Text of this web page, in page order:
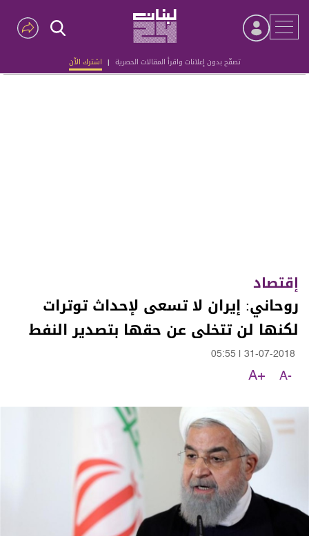
تصفّح بدون إعلانات واقرأ المقالات الحصرية | اشترك الآن
Advertisement
إقتصاد
روحاني: إيران لا تسعى لإحداث توترات
لكنها لن تتخلى عن حقها بتصدير النفط
31-07-2018
05:55
A-
A+